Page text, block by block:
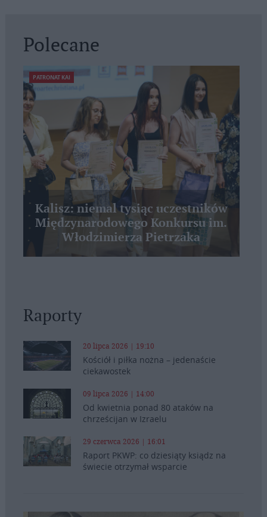
Polecane
PATRONAT KAI
Kalisz: niemal tysiąc uczestników
Międzynarodowego Konkursu im.
Włodzimierza Pietrzaka
Raporty
20 lipca 2026 | 19:10
Kościół i piłka nożna – jedenaście
ciekawostek
09 lipca 2026 | 14:00
Od kwietnia ponad 80 ataków na
chrześcijan w Izraelu
29 czerwca 2026 | 16:01
Raport PKWP: co dziesiąty ksiądz na
świecie otrzymał wsparcie